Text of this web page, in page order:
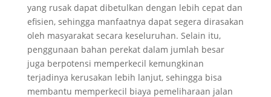
yang rusak dapat dibetulkan dengan lebih cepat dan
efisien, sehingga manfaatnya dapat segera dirasakan
oleh masyarakat secara keseluruhan. Selain itu,
penggunaan bahan perekat dalam jumlah besar
juga berpotensi memperkecil kemungkinan
terjadinya kerusakan lebih lanjut, sehingga bisa
membantu memperkecil biaya pemeliharaan jalan